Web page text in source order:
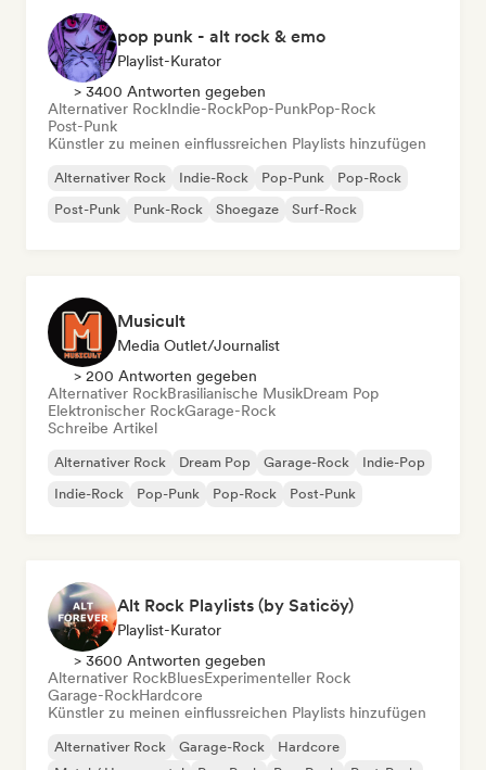
pop punk - alt rock & emo
Playlist-Kurator
> 3400 Antworten gegeben
Alternativer RockIndie-RockPop-PunkPop-Rock
Post-Punk
Künstler zu meinen einflussreichen Playlists hinzufügen
Alternativer Rock Indie-Rock Pop-Punk
Pop-Rock
Post-Punk
Punk-Rock Shoegaze Surf-Rock
Musicult
Media Outlet/Journalist
> 200 Antworten gegeben
Alternativer RockBrasilianische MusikDream Pop
Elektronischer RockGarage-Rock
Schreibe Artikel
Alternativer Rock Dream Pop Garage-Rock
Indie-Pop
Indie-Rock
Pop-Punk Pop-Rock Post-Punk
Alt Rock Playlists (by Saticöy)
Playlist-Kurator
> 3600 Antworten gegeben
Alternativer RockBluesExperimenteller Rock
Garage-RockHardcore
Künstler zu meinen einflussreichen Playlists hinzufügen
Alternativer Rock Garage-Rock
Hardcore